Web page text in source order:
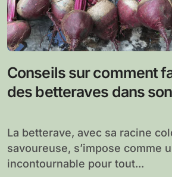
Conseils sur comment
des betteraves dans
La betterave, avec sa racine colorée et
savoureuse, s’impose comme
incontournable pour tout...